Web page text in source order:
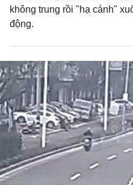
không trung rồi "hạ cánh"
động.